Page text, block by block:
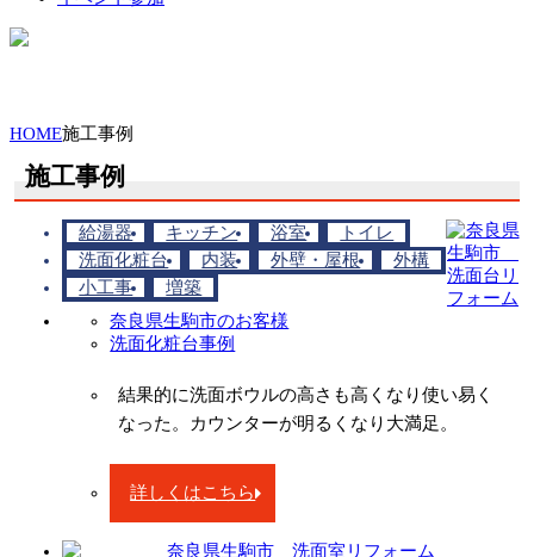
HOME施工事例
施工事例
給湯器 キッチン 浴室
トイレ
洗面化粧台
内装 外壁・屋根
外構
小工事
増築
奈良県生駒市のお客様
洗面化粧台事例
結果的に洗面ボウルの高さも高くなり使い易く
なった。カウンターが明るくなり大満足。
詳しくはこちら